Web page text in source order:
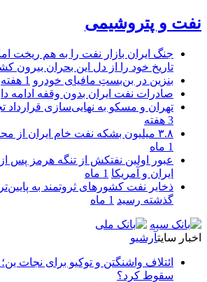
نفت و پتروشیمی
جنگ ایران بازار نفت را به هم ریخت
تاریخ خود را از دل این بحران بیرون
بنزین در بن‌بستِ مافیای خودرو 1 هفته
صادرات نفت ایران بدون وقفه ادامه
تهران و مسکو به نهایی‌سازی قرارداد
3 هفته
۳.۸ میلیون بشکه نفت خام ایران از محاصره آمریکا عبور کرد
1 ماه
عبور اولین نفتکش از تنگه هرمز پس
ایران و آمریکا 1 ماه
گذشته رسید 1 ماه
اخبار سایتآرشیو
ائتلاف واشنگتن و توکیو برای نجات
سقوط کرد؟